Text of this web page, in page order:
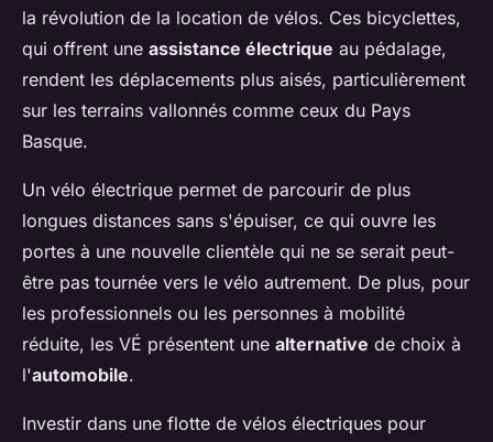
la révolution de la location de vélos. Ces bicyclettes,
qui offrent une assistance électrique au pédalage,
rendent les déplacements plus aisés, particulièrement
sur les terrains vallonnés comme ceux du Pays
Basque.
Un vélo électrique permet de parcourir de plus
longues distances sans s'épuiser, ce qui ouvre les
portes à une nouvelle clientèle qui ne se serait peut-
être pas tournée vers le vélo autrement. De plus, pour
les professionnels ou les personnes à mobilité
réduite, les VÉ présentent une alternative de choix à
l'automobile.
Investir dans une flotte de vélos électriques pour